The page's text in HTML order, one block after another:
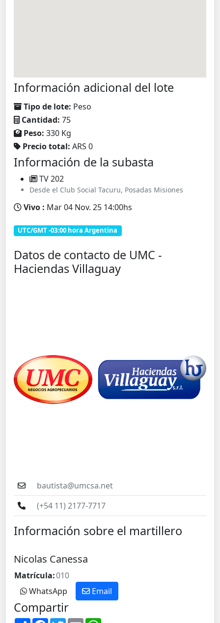
Información adicional del lote
Tipo de lote: Peso
Cantidad: 75
Peso: 330 Kg
Precio total: ARS 0
Información de la subasta
TV 202
Desde el Club Social Tacuru, Posadas Misiones
Vivo : Mar 04 Nov. 25 14:00hs
UTC/GMT -03:00 hora Argentina
Datos de contacto de UMC -
Haciendas Villaguay
bautista@umcsa.net
(+54 11) 2177-7717
Información sobre el martillero
Nicolas Canessa
Matrícula:010
WhatsApp
Email
Compartir